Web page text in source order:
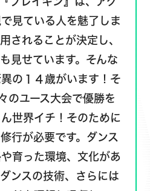
されることが決定し、
見せています。そんな
の１４歳がいます！そ
のユース大会で優勝を
世界イチ！そのために
行が必要です。ダンス
育った環境、文化があ
ンスの技術、さらには
ドを理解し吸収して、
します。